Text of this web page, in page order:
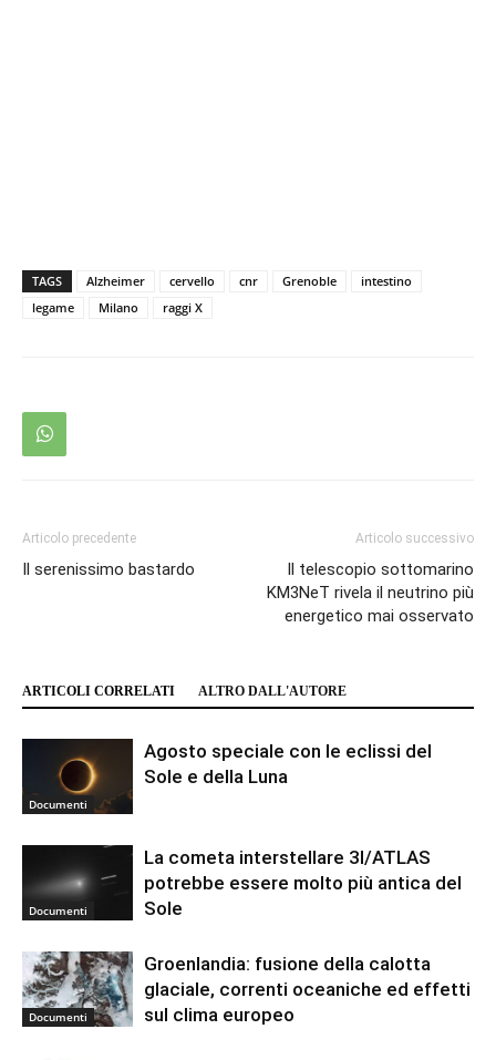
TAGS Alzheimer cervello cnr Grenoble
intestino
legame
Milano raggi X
Articolo precedente
Il serenissimo bastardo
Articolo successivo
Il telescopio sottomarino
KM3NeT rivela il neutrino più
energetico mai osservato
ARTICOLI CORRELATI ALTRO DALL'AUTORE
Documenti
Agosto speciale con le eclissi del
Sole e della Luna
Documenti
La cometa interstellare 3I/ATLAS
potrebbe essere molto più antica del
Sole
Documenti
Groenlandia: fusione della calotta
glaciale, correnti oceaniche ed effetti
sul clima europeo